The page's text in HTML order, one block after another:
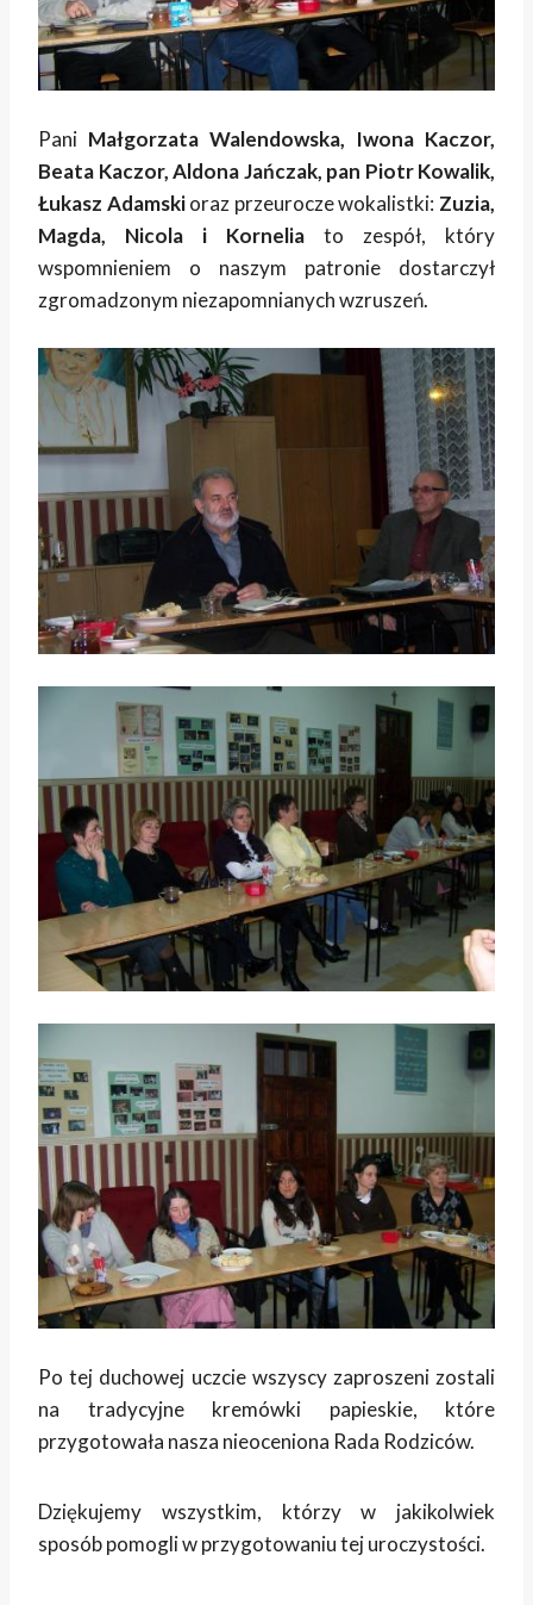
Pani Małgorzata Walendowska, Iwona Kaczor,
Beata Kaczor, Aldona Jańczak, pan Piotr Kowalik,
Łukasz Adamskioraz przeurocze wokalistki: Zuzia,
Magda, Nicola i Kornelia to zespół, który
wspomnieniem o naszym patronie dostarczył
zgromadzonym niezapomnianych wzruszeń.
Po tej duchowej uczcie wszyscy zaproszeni zostali
na tradycyjne kremówki papieskie, które
przygotowała nasza nieoceniona Rada Rodziców.
Dziękujemy wszystkim, którzy w jakikolwiek
sposób pomogli w przygotowaniu tej uroczystości.